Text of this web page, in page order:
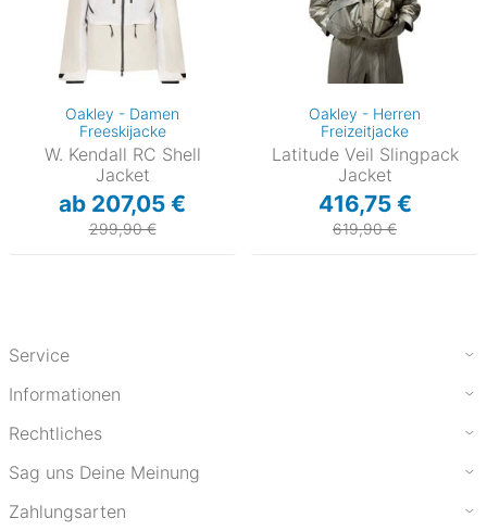
Oakley - Damen
Freeskijacke
W. Kendall RC Shell
Jacket
ab 207,05 €
299,90 €
Oakley - Herren
Freizeitjacke
Latitude Veil Slingpack
Jacket
416,75 €
619,90 €
Service
Informationen
Rechtliches
Sag uns Deine Meinung
Zahlungsarten